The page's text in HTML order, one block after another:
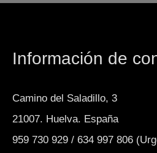
Información de
Camino del Saladillo, 3
21007. Huelva. España
959 730 929 / 634 997 806